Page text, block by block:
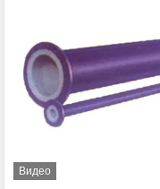
Видео